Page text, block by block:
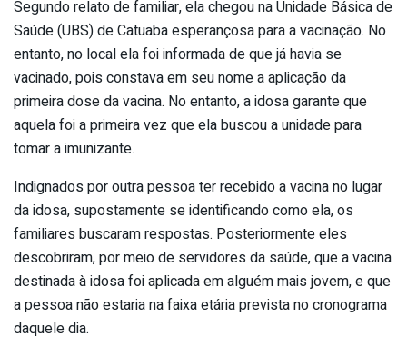
Segundo relato de familiar, ela chegou na Unidade Básica de
Saúde (UBS) de Catuaba esperançosa para a vacinação. No
entanto, no local ela foi informada de que já havia se
vacinado, pois constava em seu nome a aplicação da
primeira dose da vacina. No entanto, a idosa garante que
aquela foi a primeira vez que ela buscou a unidade para
tomar a imunizante.
Indignados por outra pessoa ter recebido a vacina no lugar
da idosa, supostamente se identificando como ela, os
familiares buscaram respostas. Posteriormente eles
descobriram, por meio de servidores da saúde, que a vacina
destinada à idosa foi aplicada em alguém mais jovem, e que
a pessoa não estaria na faixa etária prevista no cronograma
daquele dia.